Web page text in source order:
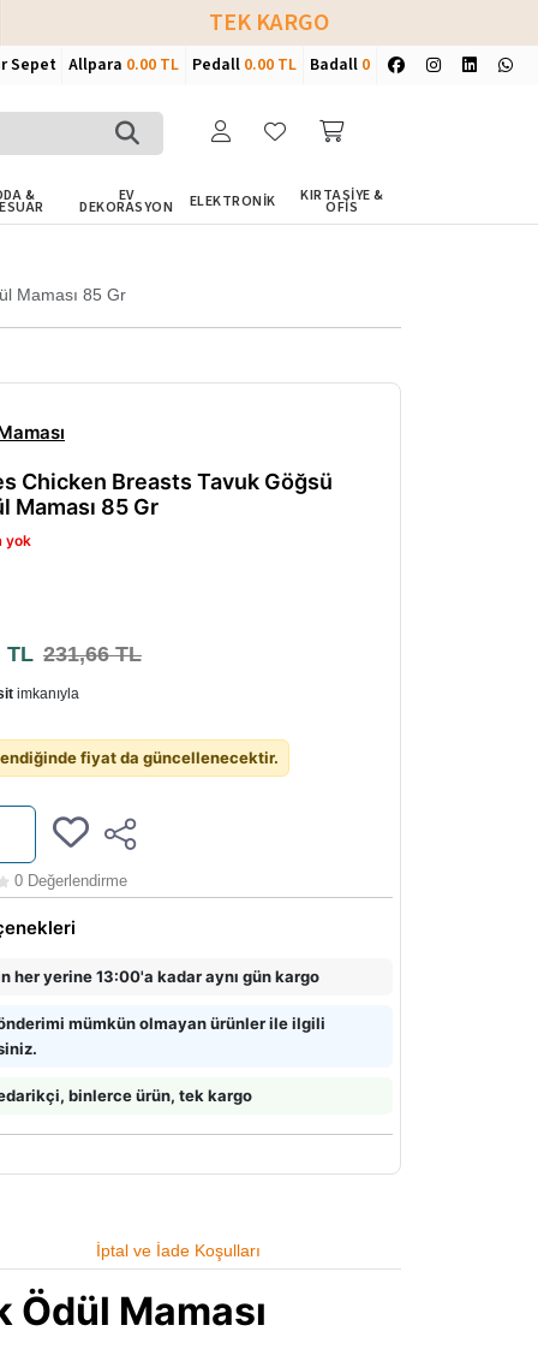
TEK KARGO
Sepet Allpara 0.00 TL Pedall 0.00 TL Badall 0
& EV
DEKORASYON ELEKTRONİK KIRTASİYE &
OFİS
Maması 85 Gr
Chicken Breasts Tavuk Göğsü
Maması 85 Gr
yok
TL 231,66 TL
imkanıyla
fiyat da güncellenecektir.
0 Değerlendirme
her yerine 13:00'a kadar aynı gün kargo
mümkün olmayan ürünler ile ilgili
binlerce ürün, tek kargo
İptal ve İade Koşulları
Maması